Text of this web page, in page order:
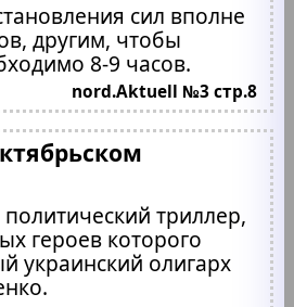
сил вполне
другим, чтобы
8-9 часов.
nord.Aktuell №3 стр.8
триллер,
героев которого
украинский олигарх